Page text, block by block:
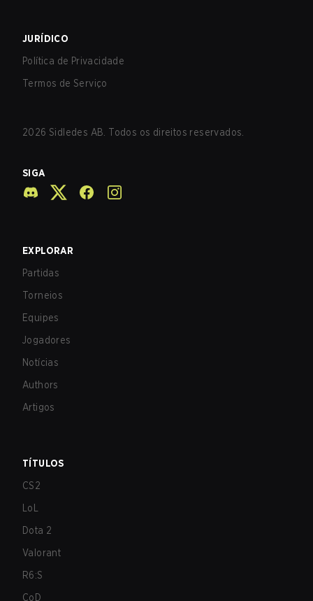
JURÍDICO
Política de Privacidade
Termos de Serviço
2026 Sidledes AB. Todos os direitos reservados.
SIGA
EXPLORAR
Partidas
Torneios
Equipes
Jogadores
Notícias
Authors
Artigos
TÍTULOS
CS2
LoL
Dota 2
Valorant
R6:S
CoD